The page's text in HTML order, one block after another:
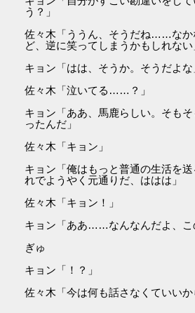
う？」
佐々木「ううん、そうだね……なか
ど、逆に笑ってしまうかもしれない
キョン「はは、そうか。そうだよな
佐々木「泣いてる……？」
キョン「ああ、馬鹿らしい。そも
ったんだ」
佐々木「キョン」
キョン「俺はもっと普通の生活を
れでようやく元通りだ、ははは」
佐々木「キョン！」
キョン「ああ……なんなんだよ、
ぎゅ
キョン「！？」
佐々木「今は何も話さなくていい